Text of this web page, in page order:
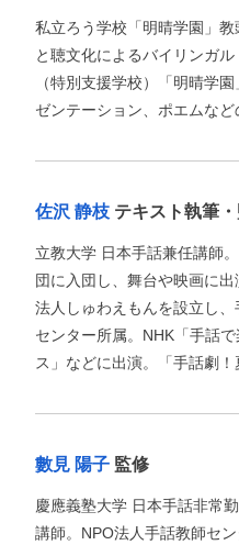
他にも
私立ろう学校「明晴学園」
と聴文化によるバイリンガ
（特別支援学校）「明晴学
ゼンテーション、ポエムなど
佐沢 静枝テキスト執筆・
立教大学 日本手話兼任講師
団に入団し、舞台や映画に
法人しゅわえもんを設立し
センター所属。NHK「手話
ス」などに出演。「手話劇
數見 陽子監修
慶應義塾大学 日本手話非常
講師。NPO法人手話教師セ